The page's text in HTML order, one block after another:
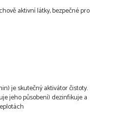
aktivní látky, bezpečné pro
je skutečný aktivátor čistoty.
jeho působení) dezinfikuje a